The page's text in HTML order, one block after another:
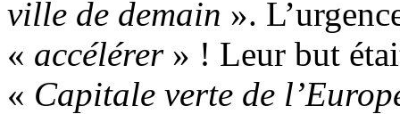
ville de demain ».
« accélérer» ! Leur but
« Capitale verte de